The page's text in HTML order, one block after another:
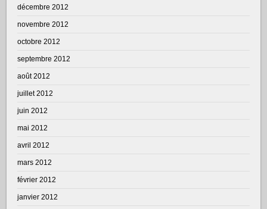
décembre 2012
novembre 2012
octobre 2012
septembre 2012
août 2012
juillet 2012
juin 2012
mai 2012
avril 2012
mars 2012
février 2012
janvier 2012